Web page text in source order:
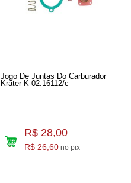
Jogo De Juntas Do Carburador
Krater K-02.16112/c
R$ 28,00
R$ 26,60 no pix